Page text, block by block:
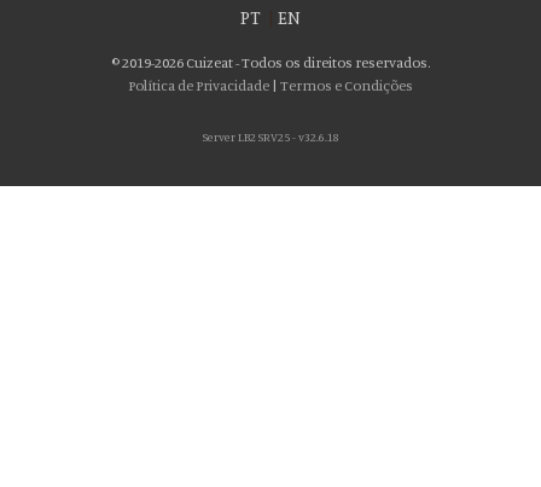
PT EN
© 2019-2026 Cuizeat - Todos os direitos reservados.
Política de Privacidade | Termos e Condições
Server LB2 SRV25 - v32.6.18